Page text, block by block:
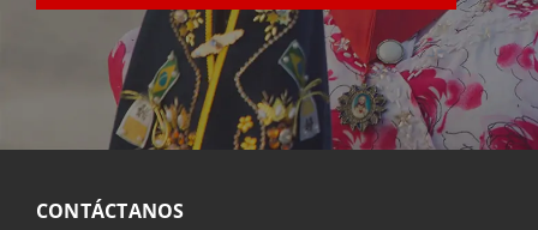
CONTÁCTANOS